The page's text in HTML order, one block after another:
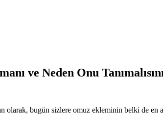
ve Neden Onu
bugün sizlere omuz ekleminin belki de en